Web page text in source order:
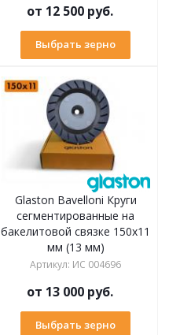
от 12 500 руб.
Выбрать зерно
Glaston Bavelloni Круги
сегментированные на
бакелитовой связке 150х11
мм (13 мм)
Артикул: ИС 004696
от 13 000 руб.
Выбрать зерно